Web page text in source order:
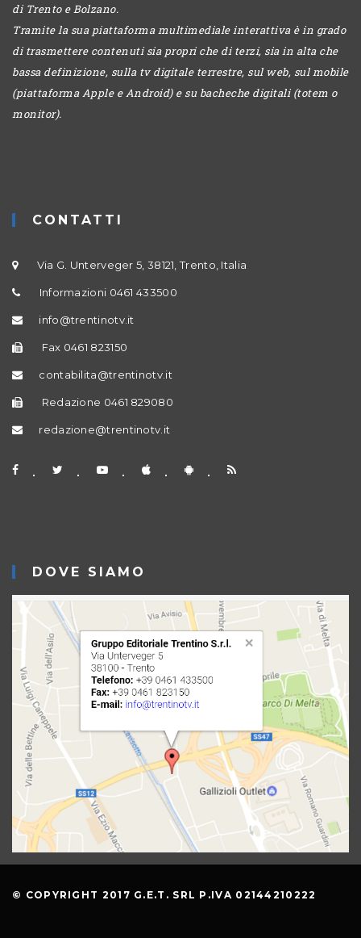
di Trento e Bolzano.
Tramite la sua piattaforma multimediale interattiva è in grado
di trasmettere contenuti sia propri che di terzi, sia in alta che
bassa definizione, sulla tv digitale terrestre, sul web, sul mobile
(piattaforma Apple e Android) e su bacheche digitali (totem o
monitor).
CONTATTI
Via G. Unterveger 5, 38121, Trento, Italia
Informazioni 0461 433500
info@trentinotv.it
Fax 0461 823150
contabilita@trentinotv.it
Redazione 0461 829080
redazione@trentinotv.it
DOVE SIAMO
© COPYRIGHT 2017 G.E.T. SRL P.IVA 02144210222